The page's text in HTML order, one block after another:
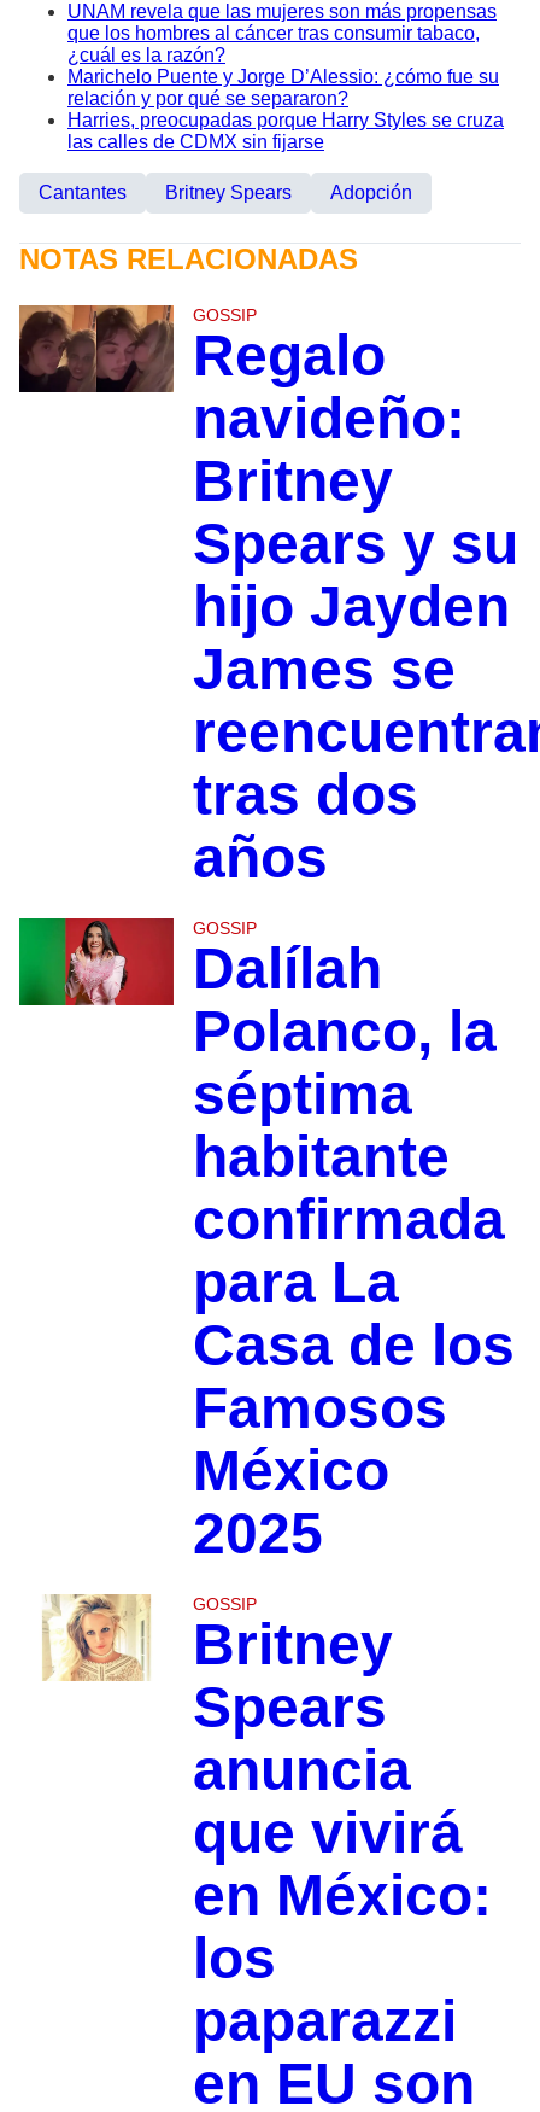
UNAM revela que las mujeres son más propensas
que los hombres al cáncer tras consumir tabaco,
¿cuál es la razón?
Marichelo Puente y Jorge D’Alessio: ¿cómo fue su
relación y por qué se separaron?
Harries, preocupadas porque Harry Styles se cruza
las calles de CDMX sin fijarse
Cantantes Britney Spears Adopción
NOTAS RELACIONADAS
GOSSIP
Regalo
navideño:
Britney
Spears y su
hijo Jayden
James se
tras dos
años
GOSSIP
Dalílah
Polanco, la
séptima
habitante
confirmada
para La
Casa de los
Famosos
México
2025
GOSSIP
Britney
Spears
anuncia
que vivirá
en México:
los
paparazzi
en EU son